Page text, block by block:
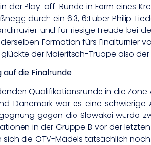
der Play-off-Runde in Form eines
durch ein 6:3, 6:1 über Philip
und für riesige Freude bei
Formation fürs Finalturnier
der Maieritsch-Truppe also
die Finalrunde
Qualifikationsrunde in die Zone
Dänemark war es eine
gegen die Slowakei wurde
in der Gruppe B vor der
die ÖTV-Mädels tatsächlich